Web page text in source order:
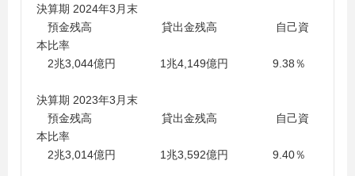
決算期 2024年3月末
預金残高 貸出金残高 自己資
本比率
2兆3,044億円 1兆4,149億円 9.38％
決算期 2023年3月末
預金残高 貸出金残高 自己資
本比率
2兆3,014億円 1兆3,592億円 9.40％